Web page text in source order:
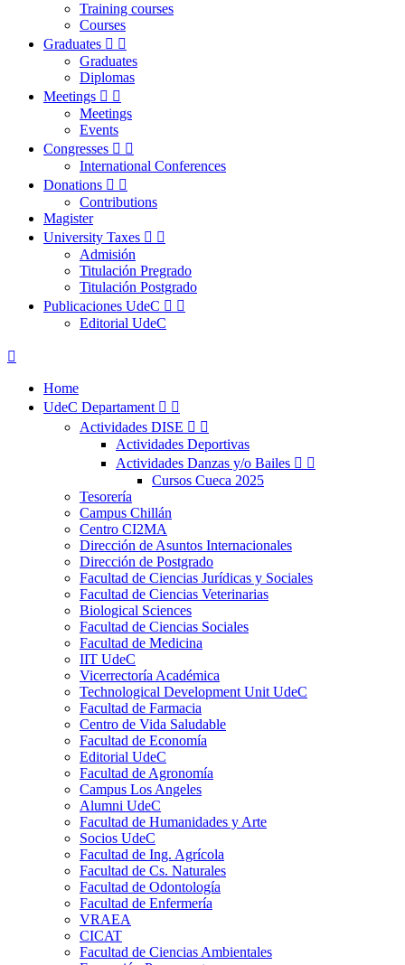
Training courses
Courses
Graduates  
Graduates
Diplomas
Meetings  
Meetings
Events
Congresses  
International Conferences
Donations  
Contributions
Magister
University Taxes  
Admisión
Titulación Pregrado
Titulación Postgrado
Publicaciones UdeC  
Editorial UdeC

Home
UdeC Departament  
Actividades DISE  
Actividades Deportivas
Actividades Danzas y/o Bailes  
Cursos Cueca 2025
Tesorería
Campus Chillán
Centro CI2MA
Dirección de Asuntos Internacionales
Dirección de Postgrado
Facultad de Ciencias Jurídicas y Sociales
Facultad de Ciencias Veterinarias
Biological Sciences
Facultad de Ciencias Sociales
Facultad de Medicina
IIT UdeC
Vicerrectoría Académica
Technological Development Unit UdeC
Facultad de Farmacia
Centro de Vida Saludable
Facultad de Economía
Editorial UdeC
Facultad de Agronomía
Campus Los Angeles
Alumni UdeC
Facultad de Humanidades y Arte
Socios UdeC
Facultad de Ing. Agrícola
Facultad de Cs. Naturales
Facultad de Odontología
Facultad de Enfermería
VRAEA
CICAT
Facultad de Ciencias Ambientales